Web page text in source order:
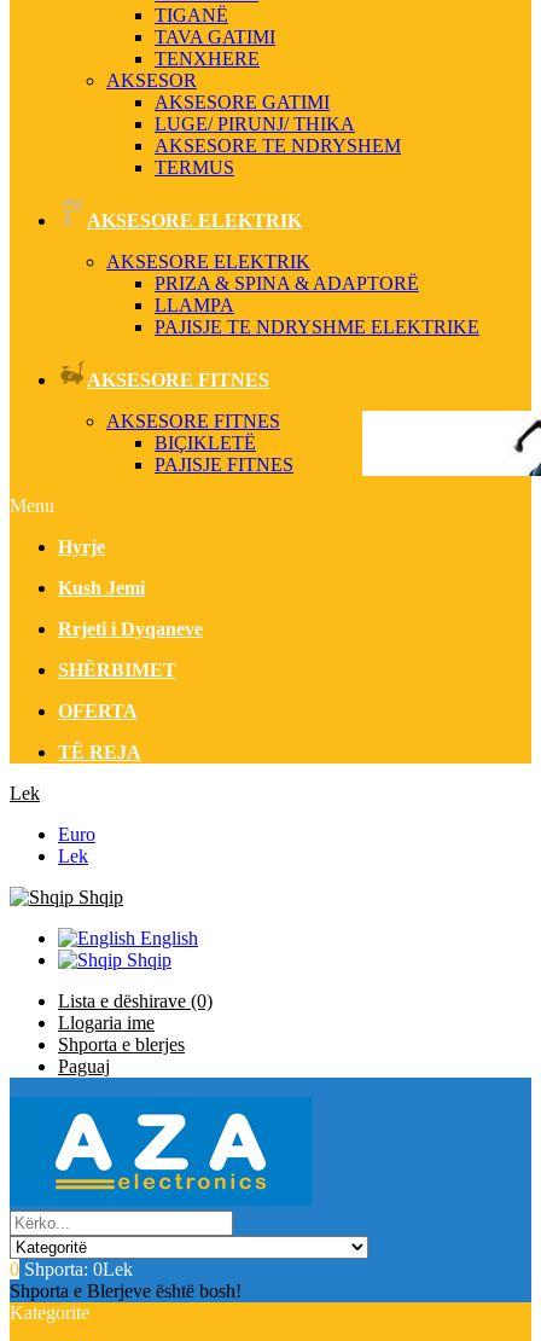
TIGANË
TAVA GATIMI
TENXHERE
AKSESOR
AKSESORE GATIMI
LUGE/ PIRUNJ/ THIKA
AKSESORE TE NDRYSHEM
TERMUS
AKSESORE ELEKTRIK
AKSESORE ELEKTRIK
PRIZA & SPINA & ADAPTORË
LLAMPA
PAJISJE TE NDRYSHME ELEKTRIKE
AKSESORE FITNES
AKSESORE FITNES
BIÇIKLETË
PAJISJE FITNES
Menu
Hyrje
Kush Jemi
Rrjeti i Dyqaneve
SHËRBIMET
OFERTA
TË REJA
Lek
Euro
Lek
Shqip
English
Shqip
Lista e dëshirave (0)
Llogaria ime
Shporta e blerjes
Paguaj
0 Shporta: 0Lek
Shporta e Blerjeve është bosh!
Kategorite